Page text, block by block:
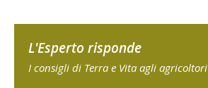
L'Esperto risponde
I consigli di Terra e Vita agli agricoltori